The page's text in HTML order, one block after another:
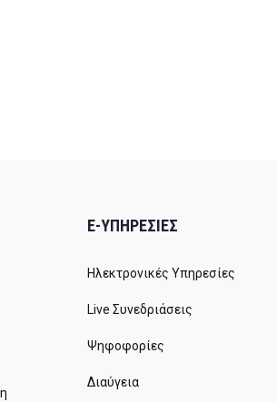
E-ΥΠΗΡΕΣΙΕΣ
Ηλεκτρονικές Υπηρεσίες
Live Συνεδριάσεις
Ψηφοφορίες
Διαύγεια